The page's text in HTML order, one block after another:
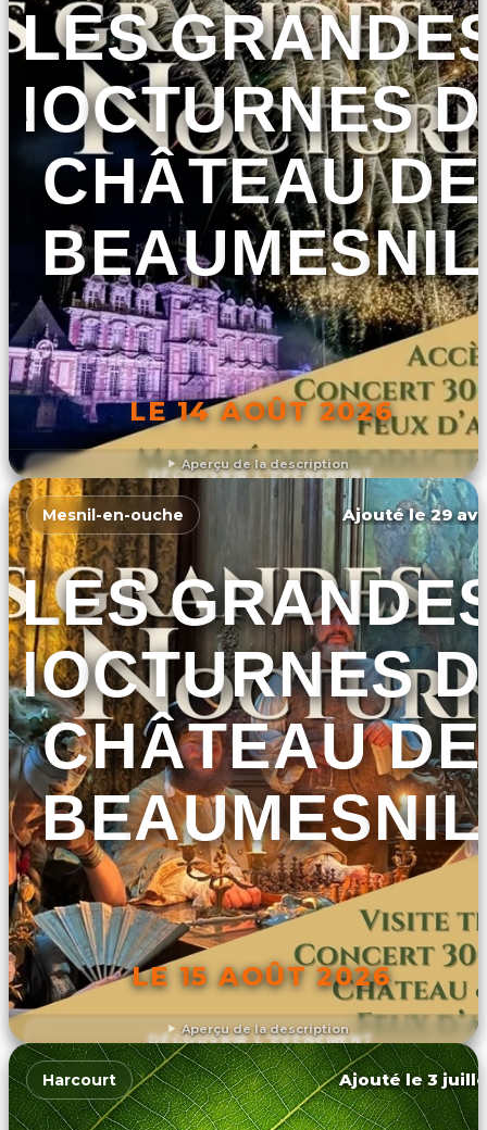
Aperçu de la description
LES
CHÂTEAU DE
BEAUMESNIL
LE 14 AOÛT 2026
DÉCOUVRIR L'ÉVÉNEMENT
Aperçu de la description
Mesnil-en-ouche Ajouté le 29
LES
CHÂTEAU DE
BEAUMESNIL
LE 15 AOÛT 2026
DÉCOUVRIR L'ÉVÉNEMENT
Harcourt Ajouté le 3